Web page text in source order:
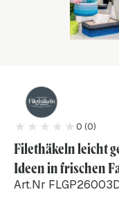
0 (0)
Filethäkeln leicht
Ideen in frischen
Art.Nr